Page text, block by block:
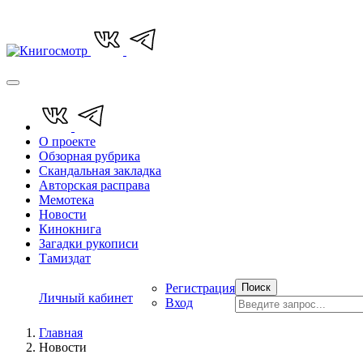
О проекте
Обзорная рубрика
Скандальная закладка
Авторская расправа
Мемотека
Новости
Кинокнига
Загадки рукописи
Тамиздат
Личный кабинет
Регистрация
Вход
Поиск
Главная
Новости